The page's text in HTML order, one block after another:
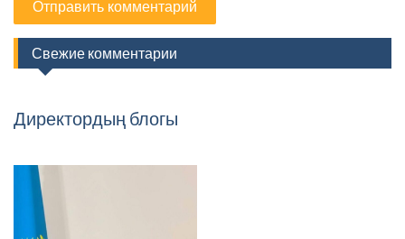
Свежие комментарии
Директордың блогы